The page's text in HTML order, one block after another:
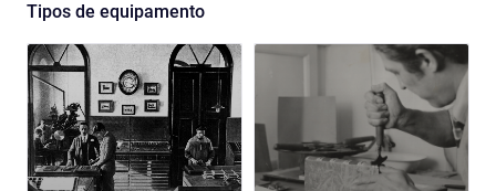
Tipos de equipamento